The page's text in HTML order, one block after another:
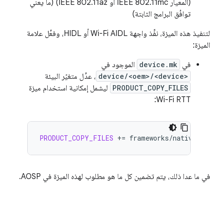
(المعيار IEEE 802.11mc أو IEEE 802.11az) (ما يعني
توافُق البرامج الثابتة)
لتنفيذ هذه الميزة، نفِّذ واجهة Wi-Fi AIDL أو HIDL، وفعِّل علامة
الميزة:
في device.mk الموجود في
device/<oem>/<device> ، عدِّل متغيّر البيئة
PRODUCT_COPY_FILES ليشمل إمكانية استخدام ميزة
Wi-Fi RTT:
PRODUCT_COPY_FILES += frameworks/native/
في ما عدا ذلك، يتم تضمين كل ما هو مطلوب لهذه الميزة في AOSP.